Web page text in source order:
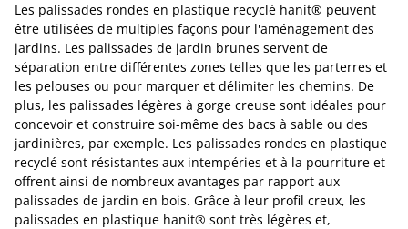
Les palissades rondes en plastique recyclé hanit® peuvent
être utilisées de multiples façons pour l'aménagement des
jardins. Les palissades de jardin brunes servent de
séparation entre différentes zones telles que les parterres et
les pelouses ou pour marquer et délimiter les chemins. De
plus, les palissades légères à gorge creuse sont idéales pour
concevoir et construire soi-même des bacs à sable ou des
jardinières, par exemple. Les palissades rondes en plastique
recyclé sont résistantes aux intempéries et à la pourriture et
offrent ainsi de nombreux avantages par rapport aux
palissades de jardin en bois. Grâce à leur profil creux, les
palissades en plastique hanit® sont très légères et,